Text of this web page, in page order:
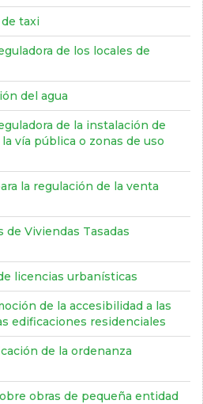
taxi
de los locales de
del agua
de la instalación de
vía pública o zonas de uso
la regulación de la venta
Viviendas Tasadas
licencias urbanísticas
de la accesibilidad a las
edificaciones residenciales
de la ordenanza
obras de pequeña entidad